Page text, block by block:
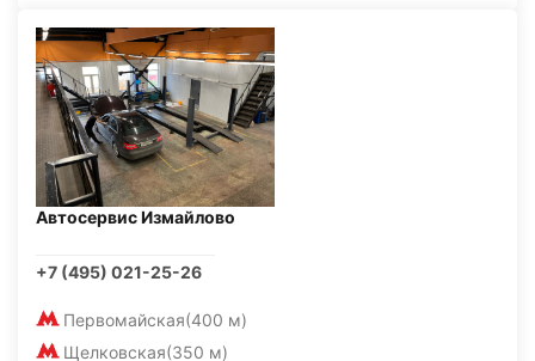
Автосервис Измайлово
+7 (495) 021-25-26
Первомайская(400 м)
Щелковская(350 м)